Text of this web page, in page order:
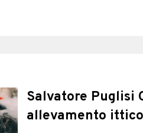
Salvatore Puglisi
allevamento